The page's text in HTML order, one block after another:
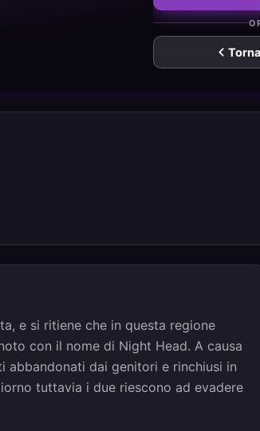
e si ritiene che in questa regione
con il nome di Night Head. A causa
dai genitori e rinchiusi in
tuttavia i due riescono ad evadere